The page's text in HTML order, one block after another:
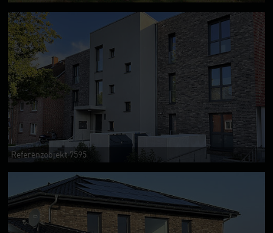
Referenzobjekt 7595